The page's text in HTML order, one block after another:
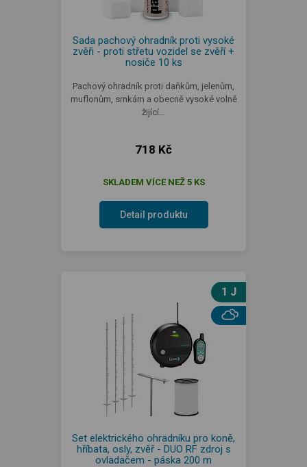
Sada pachový ohradník proti vysoké
zvěři - proti střetu vozidel se zvěří +
nosiče 10 ks
Pachový ohradník proti daňkům, jelenům,
muflonům, srnkám a obecně vysoké volně
žijící…
718 Kč
SKLADEM VÍCE NEŽ 5 KS
Detail produktu
1 J
Set elektrického ohradníku pro koně,
hříbata, osly, zvěř - DUO RF zdroj s
ovladačem - páska 200 m